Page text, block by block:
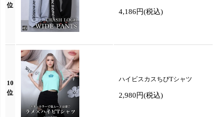
位
4,186円(税込)
10
位
ハイビスカスちびTシャツ
2,980円(税込)